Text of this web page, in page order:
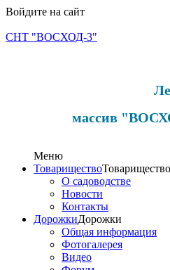
Войдите на сайт
СНТ "ВОСХОД-3"
массив
Меню
ТовариществоТоварищество
О садоводстве
Новости
Контакты
ДорожкиДорожки
Общая информация
Фотогалерея
Видео